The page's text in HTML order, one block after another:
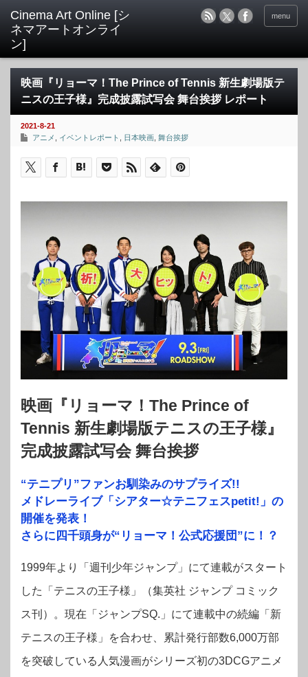
menu
映画『リョーマ！The Prince of Tennis 新生劇場版テ
ニスの王子様』完成披露試写会 舞台挨拶 レポート
2021-8-21
アニメ
イベントレポート 日本映画 舞台挨拶
映画『リョーマ！The Prince of
Tennis 新生劇場版テニスの王子様』
完成披露試写会 舞台挨拶
“テニプリ”ファンお馴染みのサプライズ!!
メドレーライブ「シアター☆テニフェスpetit!」の
開催を発表！
さらに四千頭身が“リョーマ！公式応援団”に！？
1999年より「週刊少年ジャンプ」にて連載がスタート
した「テニスの王子様」（集英社 ジャンプ コミック
ス刊）。現在「ジャンプSQ.」にて連載中の続編「新
テニスの王子様」を合わせ、累計発行部数6,000万部
を突破している人気漫画がシリーズ初の3DCGアニメ